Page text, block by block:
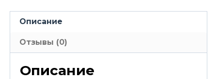
Описание
Отзывы (0)
Описание